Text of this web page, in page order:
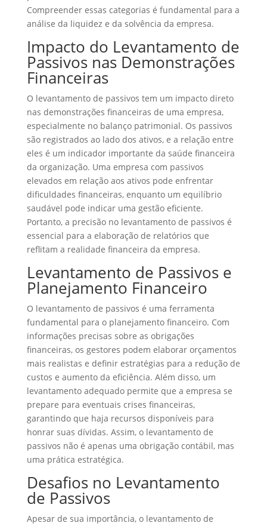
Compreender essas categorias é fundamental para a
análise da liquidez e da solvência da empresa.
Impacto do Levantamento de
Passivos nas Demonstrações
Financeiras
O levantamento de passivos tem um impacto direto
nas demonstrações financeiras de uma empresa,
especialmente no balanço patrimonial. Os passivos
são registrados ao lado dos ativos, e a relação entre
eles é um indicador importante da saúde financeira
da organização. Uma empresa com passivos
elevados em relação aos ativos pode enfrentar
dificuldades financeiras, enquanto um equilíbrio
saudável pode indicar uma gestão eficiente.
Portanto, a precisão no levantamento de passivos é
essencial para a elaboração de relatórios que
reflitam a realidade financeira da empresa.
Levantamento de Passivos e
Planejamento Financeiro
O levantamento de passivos é uma ferramenta
fundamental para o planejamento financeiro. Com
informações precisas sobre as obrigações
financeiras, os gestores podem elaborar orçamentos
mais realistas e definir estratégias para a redução de
custos e aumento da eficiência. Além disso, um
levantamento adequado permite que a empresa se
prepare para eventuais crises financeiras,
garantindo que haja recursos disponíveis para
honrar suas dívidas. Assim, o levantamento de
passivos não é apenas uma obrigação contábil, mas
uma prática estratégica.
Desafios no Levantamento
de Passivos
Apesar de sua importância, o levantamento de